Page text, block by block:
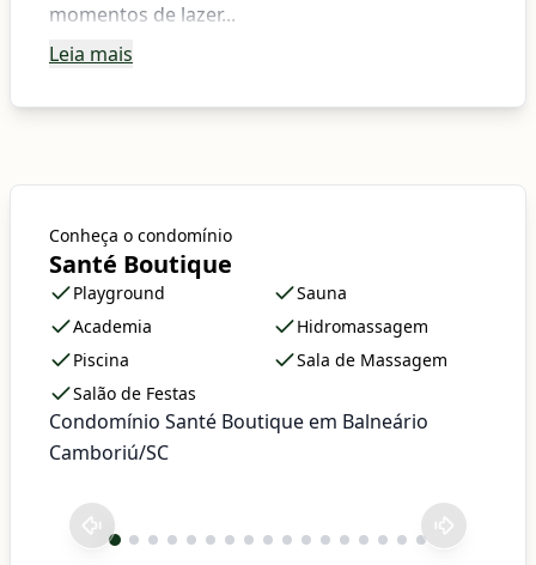
momentos de lazer...
Leia mais
Conheça o condomínio
Santé Boutique
Playground
Sauna
Academia
Hidromassagem
Piscina
Sala de Massagem
Salão de Festas
Condomínio Santé Boutique em Balneário
Camboriú/SC